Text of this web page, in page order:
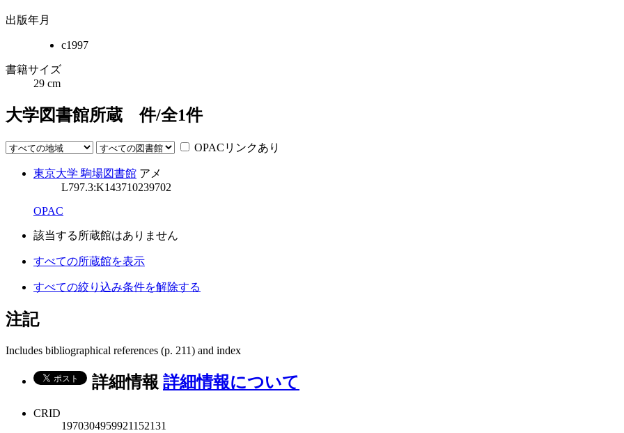
出版年月
c1997
書籍サイズ
29 cm
大学図書館所蔵 件/全1件
OPACリンクあり
東京大学 駒場図書館 アメ
L797.3:K143710239702
OPAC
該当する所蔵館はありません
すべての所蔵館を表示
すべての絞り込み条件を解除する
注記
Includes bibliographical references (p. 211) and index
詳細情報 詳細情報について
CRID
1970304959921152131